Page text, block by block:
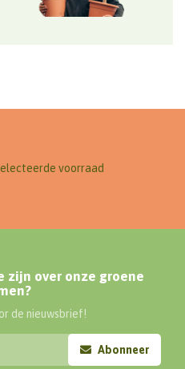
voorraad
zijn over onze groene
de nieuwsbrief!
Abonneer